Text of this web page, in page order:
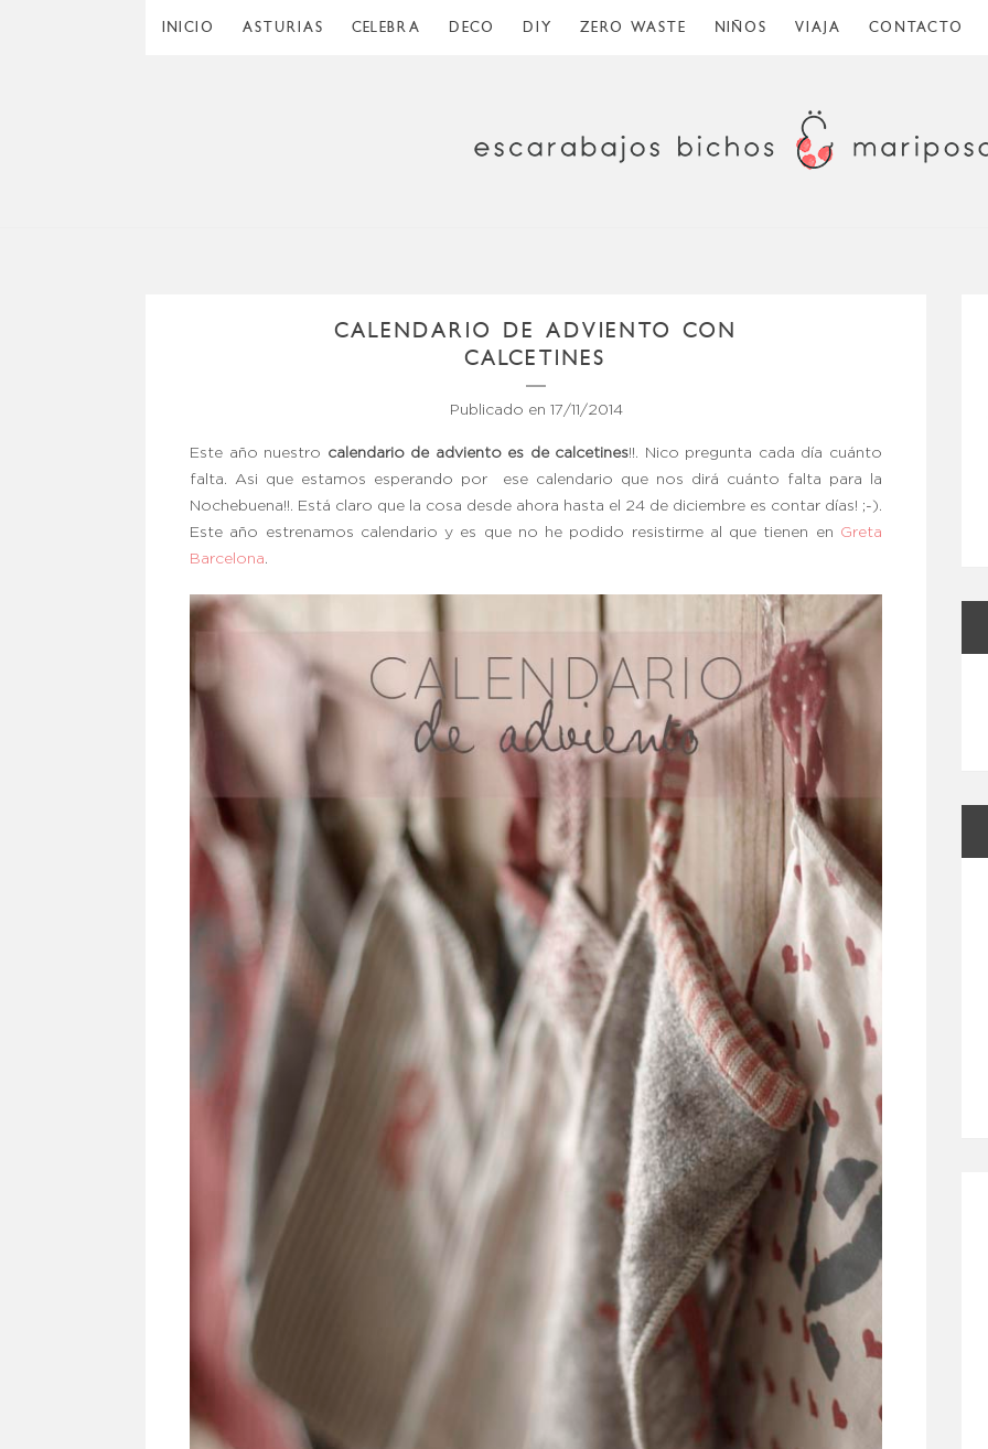
INICIO ASTURIAS CELEBRA DECO DIY ZERO WASTE NIÑOS VIAJA CONTACTO
CALENDARIO DE ADVIENTO CON
CALCETINES
Publicado en 17/11/2014
Este año nuestro calendario de adviento es de calcetines!!. Nico pregunta cada día cuánto
falta. Asi que estamos esperando por ese calendario que nos dirá cuánto falta para la
Nochebuena!!. Está claro que la cosa desde ahora hasta el 24 de diciembre es contar días! ;-).
Este año estrenamos calendario y es que no he podido resistirme al que tienen en Greta
Barcelona